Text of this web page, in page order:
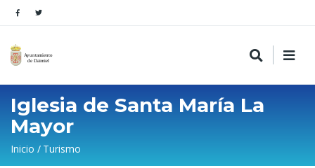
Iglesia de Santa María La
Mayor
Sobrescribir
Inicio Turismo